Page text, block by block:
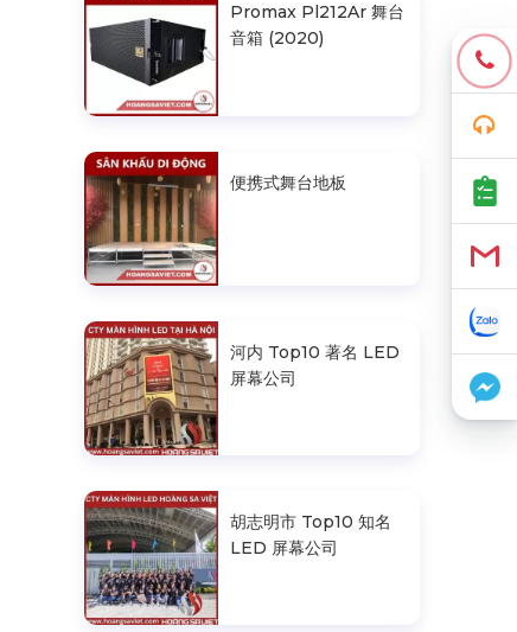
Promax Pl212Ar 舞台
音箱 (2020)
便携式舞台地板
河内 Top10 著名 LED
屏幕公司
胡志明市 Top10 知名
LED 屏幕公司